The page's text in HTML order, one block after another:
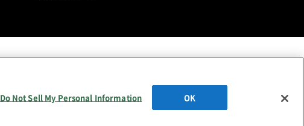
です。
Do Not Sell My Personal Information OK